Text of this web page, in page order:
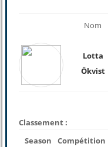
Nom
Lotta
Ökvist
Classement :
Season
Compétition